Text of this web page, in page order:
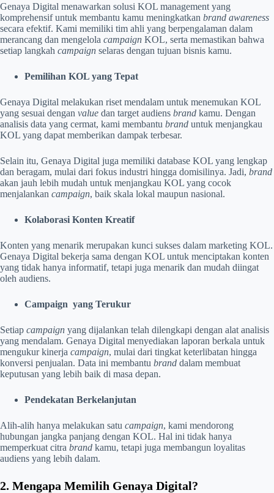
Genaya Digital menawarkan solusi KOL management yang
komprehensif untuk membantu kamu meningkatkan brand awareness
secara efektif. Kami memiliki tim ahli yang berpengalaman dalam
merancang dan mengelola campaign KOL, serta memastikan bahwa
setiap langkah campaign selaras dengan tujuan bisnis kamu.
Pemilihan KOL yang Tepat
Genaya Digital melakukan riset mendalam untuk menemukan KOL
yang sesuai dengan value dan target audiens brand kamu. Dengan
analisis data yang cermat, kami membantu brand untuk menjangkau
KOL yang dapat memberikan dampak terbesar.
Selain itu, Genaya Digital juga memiliki database KOL yang lengkap
dan beragam, mulai dari fokus industri hingga domisilinya. Jadi, brand
akan jauh lebih mudah untuk menjangkau KOL yang cocok
menjalankan campaign, baik skala lokal maupun nasional.
Kolaborasi Konten Kreatif
Konten yang menarik merupakan kunci sukses dalam marketing KOL.
Genaya Digital bekerja sama dengan KOL untuk menciptakan konten
yang tidak hanya informatif, tetapi juga menarik dan mudah diingat
oleh audiens.
Campaign yang Terukur
Setiap campaign yang dijalankan telah dilengkapi dengan alat analisis
yang mendalam. Genaya Digital menyediakan laporan berkala untuk
mengukur kinerja campaign, mulai dari tingkat keterlibatan hingga
konversi penjualan. Data ini membantu brand dalam membuat
keputusan yang lebih baik di masa depan.
Pendekatan Berkelanjutan
Alih-alih hanya melakukan satu campaign, kami mendorong
hubungan jangka panjang dengan KOL. Hal ini tidak hanya
memperkuat citra brand kamu, tetapi juga membangun loyalitas
audiens yang lebih dalam.
2. Mengapa Memilih Genaya Digital?